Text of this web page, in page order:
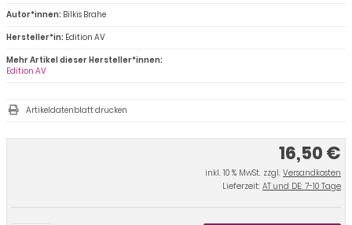
16,50 €
inkl. 10 % MwSt. zzgl. Versandkosten
Lieferzeit: AT und DE: 7-10 Tage
Autor*innen: Bilkis Brahe
Hersteller*in: Edition AV
Mehr Artikel dieser Hersteller*innen:
Edition AV
Artikeldatenblatt drucken